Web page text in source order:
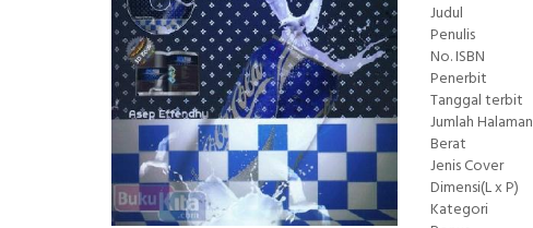
Judul
Penulis
No. ISBN
Penerbit
Tanggal terbit
Jumlah Halaman
Berat
Jenis Cover
Dimensi(L x P)
Kategori